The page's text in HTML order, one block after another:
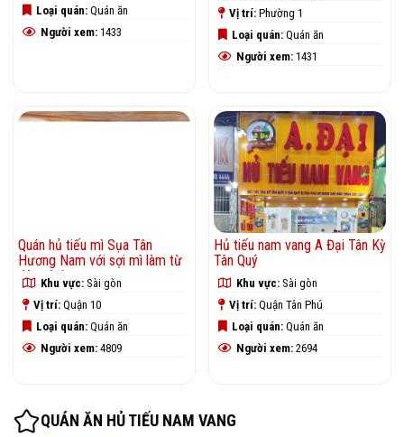
Loại quán: Quán ăn
Người xem: 1433
Vị trí: Phường 1
Loại quán: Quán ăn
Người xem: 1431
Quán hủ tiếu mì Sụa Tân
Hương Nam với sợi mì làm từ
đậu nànhKhu vực: Sài gòn
Vị trí: Quận 10
Loại quán: Quán ăn
Người xem: 4809
Hủ tiếu nam vang A Đại Tân Kỳ
Tân Quý
Khu vực: Sài gòn
Vị trí: Quận Tân Phú
Loại quán: Quán ăn
Người xem: 2694
QUÁN ĂN HỦ TIẾU NAM VANG